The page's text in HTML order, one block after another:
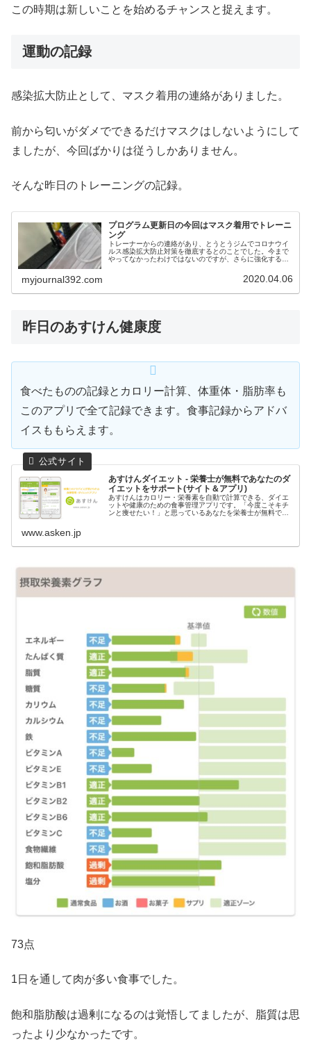
この時期は新しいことを始めるチャンスと捉えます。
運動の記録
感染拡大防止として、マスク着用の連絡がありました。
前から匂いがダメでできるだけマスクはしないようにして
ましたが、今回ばかりは従うしかありません。
そんな昨日のトレーニングの記録。
プログラム更新日の今回はマスク着用でトレーニ
ング
トレーナーからの連絡があり、とうとうジムでコロナウイ
ルス感染拡大防止対策を徹底するとのことでした。今まで
やってなかったわけではないのですが、さらに強化すると
myjournal392.com 2020.04.06
昨日のあすけん健康度
食べたものの記録とカロリー計算、体重体・脂肪率も
このアプリで全て記録できます。食事記録からアドバ
イスももらえます。
あすけんダイエット - 栄養士が無料であなたのダ
イエットをサポート(サイト＆アプリ)
あすけんはカロリー・栄養素を自動で計算できる、ダイエ
ットや健康のための食事管理アプリです。「今度こそキチ
ンと痩せたい！」と思っているあなたを栄養士が無料でサ
www.asken.jp
73点
1日を通して肉が多い食事でした。
飽和脂肪酸は過剰になるのは覚悟してましたが、脂質は思
ったより少なかったです。